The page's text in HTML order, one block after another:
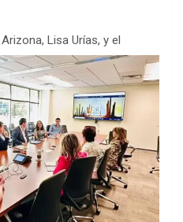
Lisa Urías, y el